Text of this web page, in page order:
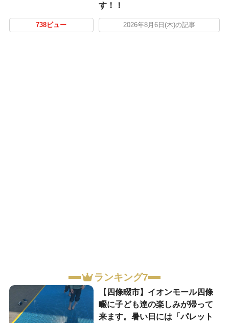
す！！
738ビュー 2026年8月6日(木)の記事
ランキング7
【四條畷市】イオンモール四條
畷に子ども達の楽しみが帰って
来ます。暑い日には「パレット